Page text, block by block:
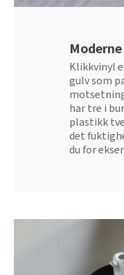
Klikkvinyl
gulv som
har tre i
plastikk
det
du for